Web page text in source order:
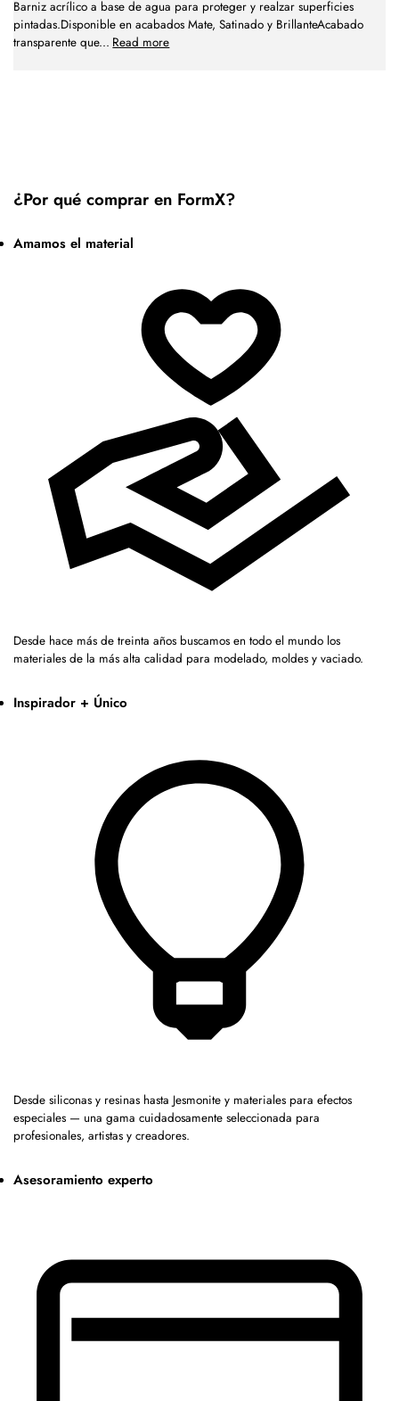
Barniz acrílico a base de agua para proteger y realzar superficies
pintadas.Disponible en acabados Mate, Satinado y BrillanteAcabado
transparente que... Read more
¿Por qué comprar en FormX?
Amamos el material
Desde hace más de treinta años buscamos en todo el mundo los
materiales de la más alta calidad para modelado, moldes y vaciado.
Inspirador + Único
Desde siliconas y resinas hasta Jesmonite y materiales para efectos
especiales — una gama cuidadosamente seleccionada para
profesionales, artistas y creadores.
Asesoramiento experto